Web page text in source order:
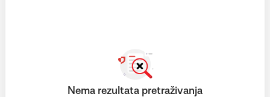
Nema rezultata pretraživanja